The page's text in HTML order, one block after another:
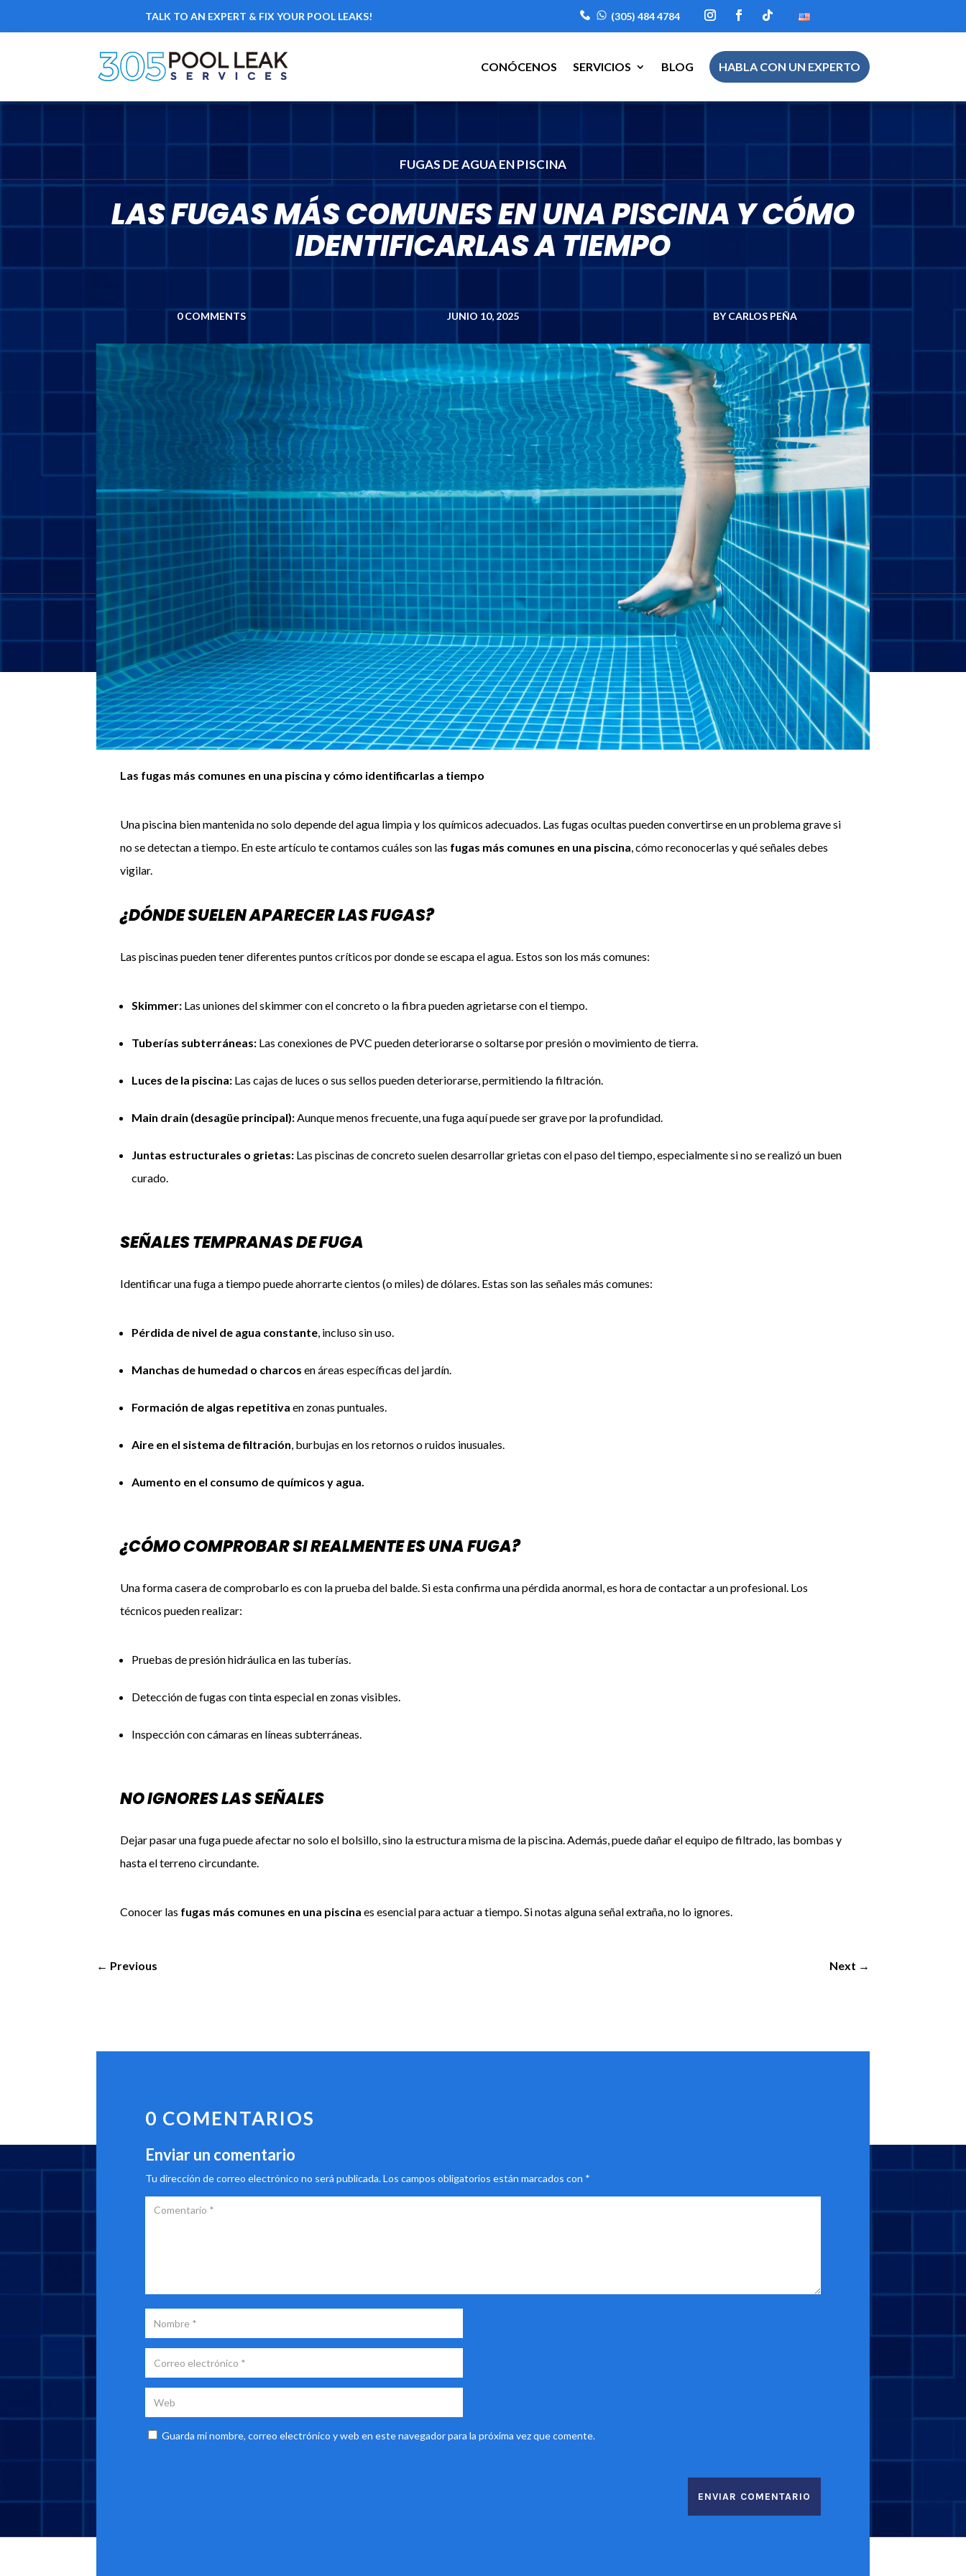
TALK TO AN EXPERT & FIX YOUR POOL LEAKS! (305) 484 4784
CONÓCENOS SERVICIOS BLOG HABLA CON UN EXPERTO
FUGAS DE AGUA EN PISCINA
LAS FUGAS MÁS COMUNES EN UNA PISCINA Y CÓMO
IDENTIFICARLAS A TIEMPO
0 COMMENTS JUNIO 10, 2025 BY CARLOS PEÑA
Las fugas más comunes en una piscina y cómo identificarlas a tiempo
Una piscina bien mantenida no solo depende del agua limpia y los químicos adecuados. Las fugas ocultas pueden convertirse en un problema grave si
no se detectan a tiempo. En este artículo te contamos cuáles son las fugas más comunes en una piscina, cómo reconocerlas y qué señales debes
vigilar.
¿DÓNDE SUELEN APARECER LAS FUGAS?
Las piscinas pueden tener diferentes puntos críticos por donde se escapa el agua. Estos son los más comunes:
Skimmer:Las uniones del skimmer con el concreto o la fibra pueden agrietarse con el tiempo.
Tuberías subterráneas:Las conexiones de PVC pueden deteriorarse o soltarse por presión o movimiento de tierra.
Luces de la piscina:Las cajas de luces o sus sellos pueden deteriorarse, permitiendo la filtración.
Main drain (desagüe principal):Aunque menos frecuente, una fuga aquí puede ser grave por la profundidad.
Juntas estructurales o grietas:Las piscinas de concreto suelen desarrollar grietas con el paso del tiempo, especialmente si no se realizó un buen
curado.
SEÑALES TEMPRANAS DE FUGA
Identificar una fuga a tiempo puede ahorrarte cientos (o miles) de dólares. Estas son las señales más comunes:
Pérdida de nivel de agua constante, incluso sin uso.
Manchas de humedad o charcos en áreas específicas del jardín.
Formación de algas repetitiva en zonas puntuales.
Aire en el sistema de filtración, burbujas en los retornos o ruidos inusuales.
Aumento en el consumo de químicos y agua.
¿CÓMO COMPROBAR SI REALMENTE ES UNA FUGA?
Una forma casera de comprobarlo es con la prueba del balde. Si esta confirma una pérdida anormal, es hora de contactar a un profesional. Los
técnicos pueden realizar:
Pruebas de presión hidráulica en las tuberías.
Detección de fugas con tinta especial en zonas visibles.
Inspección con cámaras en líneas subterráneas.
NO IGNORES LAS SEÑALES
Dejar pasar una fuga puede afectar no solo el bolsillo, sino la estructura misma de la piscina. Además, puede dañar el equipo de filtrado, las bombas y
hasta el terreno circundante.
Conocer las fugas más comunes en una piscina es esencial para actuar a tiempo. Si notas alguna señal extraña, no lo ignores.
← Previous Next →
0 COMENTARIOS
Enviar un comentario
Tu dirección de correo electrónico no será publicada. Los campos obligatorios están marcados con *
Guarda mi nombre, correo electrónico y web en este navegador para la próxima vez que comente.
ENVIAR COMENTARIO